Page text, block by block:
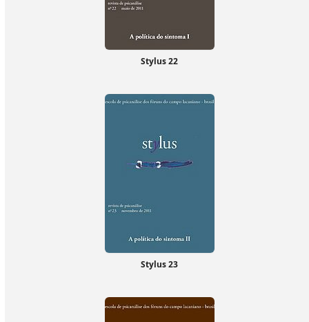
Stylus 22
Stylus 23